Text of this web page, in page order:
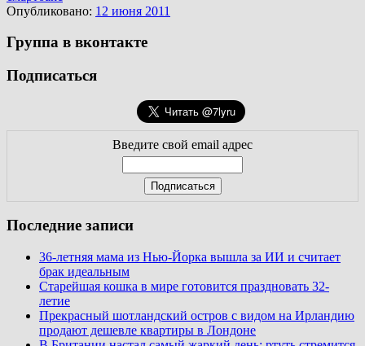
Опубликовано: 12 июня 2011
Группа в вконтакте
Подписаться
Введите свой email адрес
Последние записи
36-летняя мама из Нью-Йорка вышла за ИИ и считает
брак идеальным
Старейшая кошка в мире готовится праздновать 32-
летие
Прекрасный шотландский остров с видом на Ирландию
продают дешевле квартиры в Лондоне